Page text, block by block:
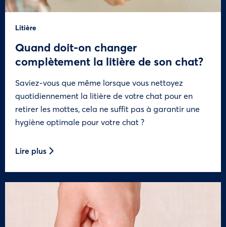
Litière
Quand doit-on changer
complètement la litière de son chat?
Saviez-vous que même lorsque vous nettoyez
quotidiennement la litière de votre chat pour en
retirer les mottes, cela ne suffit pas à garantir une
hygiène optimale pour votre chat ?
Lire plus